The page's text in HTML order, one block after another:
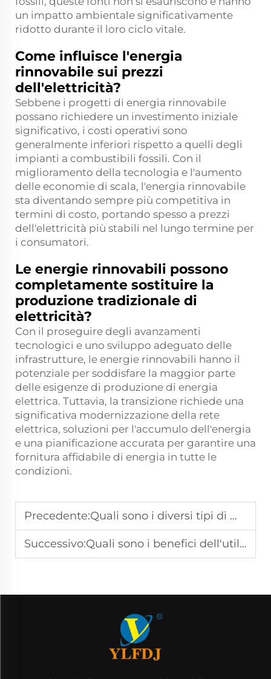
un impatto ambientale significativamente
ridotto durante il loro ciclo vitale.
Come influisce l'energia
rinnovabile sui prezzi
dell'elettricità?
Sebbene i progetti di energia rinnovabile
possano richiedere un investimento iniziale
significativo, i costi operativi sono
generalmente inferiori rispetto a quelli degli
impianti a combustibili fossili. Con il
miglioramento della tecnologia e l'aumento
delle economie di scala, l'energia rinnovabile
sta diventando sempre più competitiva in
termini di costo, portando spesso a prezzi
dell'elettricità più stabili nel lungo termine per
i consumatori.
Le energie rinnovabili possono
completamente sostituire la
produzione tradizionale di
elettricità?
Con il proseguire degli avanzamenti
tecnologici e uno sviluppo adeguato delle
infrastrutture, le energie rinnovabili hanno il
potenziale per soddisfare la maggior parte
delle esigenze di produzione di energia
elettrica. Tuttavia, la transizione richiede una
significativa modernizzazione della rete
elettrica, soluzioni per l'accumulo dell'energia
e una pianificazione accurata per garantire una
fornitura affidabile di energia in tutte le
condizioni.
Precedente:Quali sono i diversi tipi di metodi di generazione di energia?
Successivo:Quali sono i benefici dell'utilizzo del gas naturale nella generazione di energia elettrica?